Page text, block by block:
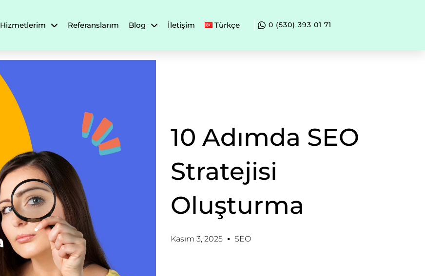
Hizmetlerim Referanslarım Blog İletişim Türkçe 0 (530) 393 01 71
10 Adımda SEO
Stratejisi
Oluşturma
Kasım 3, 2025 SEO